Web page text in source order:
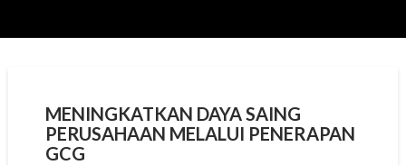
MENINGKATKAN DAYA SAING
PERUSAHAAN MELALUI PENERAPAN
GCG